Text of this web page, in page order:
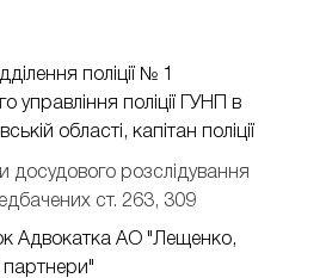
поліції № 1
управління поліції ГУНП в
області, капітан поліції
досудового розслідування
ст. 263, 309
Адвокатка АО "Лещенко,